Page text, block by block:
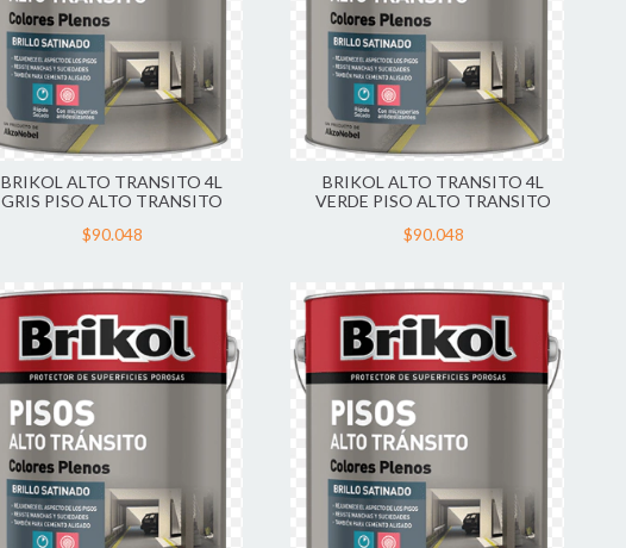
BRIKOL ALTO TRANSITO 4L
GRIS PISO ALTO TRANSITO
$90.048
BRIKOL ALTO TRANSITO 4L
VERDE PISO ALTO TRANSITO
$90.048